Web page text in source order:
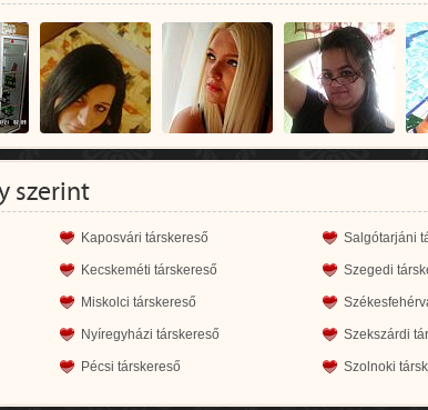
szerint
Kaposvári társkereső Salgótarjáni
Kecskeméti társkereső Szegedi
Miskolci társkereső
Nyíregyházi társkereső Szekszárdi
Pécsi társkereső Szolnoki